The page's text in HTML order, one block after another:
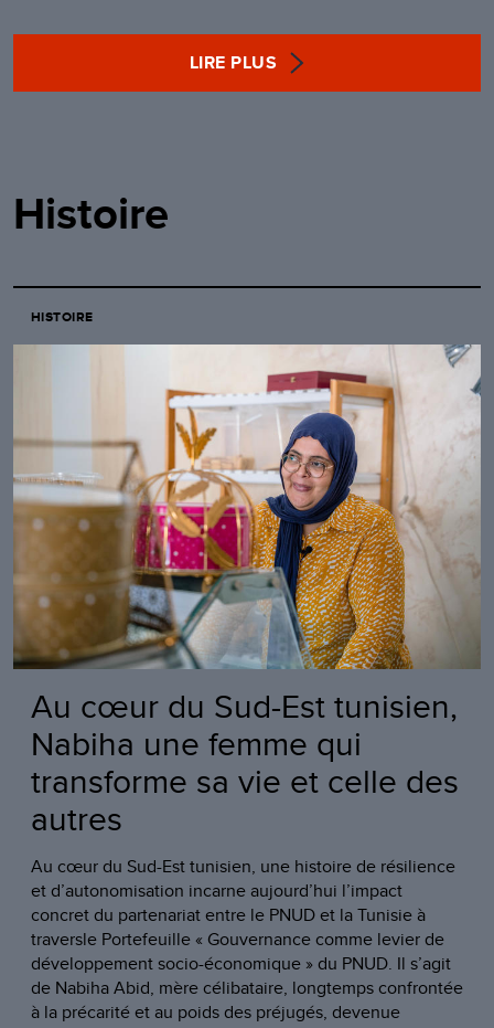
LIRE PLUS
Histoire
HISTOIRE
Au cœur du Sud-Est tunisien,
Nabiha une femme qui
transforme sa vie et celle des
autres
Au cœur du Sud-Est tunisien, une histoire de résilience
et d’autonomisation incarne aujourd’hui l’impact
concret du partenariat entre le PNUD et la Tunisie à
traversle Portefeuille « Gouvernance comme levier de
développement socio-économique » du PNUD. Il s’agit
de Nabiha Abid, mère célibataire, longtemps confrontée
à la précarité et au poids des préjugés, devenue